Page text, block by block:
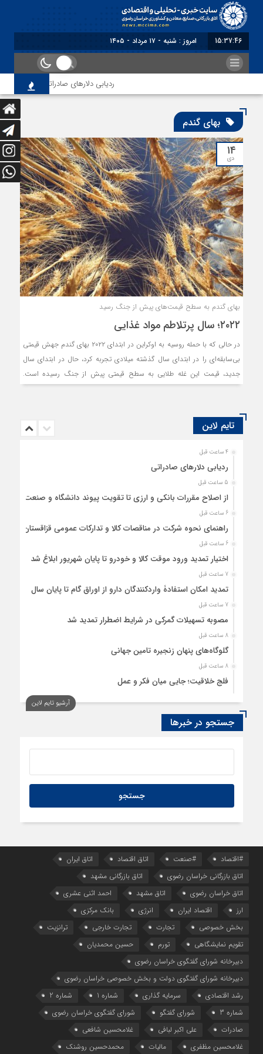
15:37:47 امروز : شنبه - ۱۷ مرداد - ۱۴۰۵
ردیابی دلارهای صادراتی
بهای گندم
۱۴
دی
بهای گندم به سطح قیمت‌های پیش از جنگ رسید
۲۰۲۲؛ سال پرتلاطم مواد غذایی
در حالی که با حمله روسیه به اوکراین در ابتدای ۲۰۲۲ بهای گندم جهش قیمتی
بی‌‌‌سابقه‌‌‌ای را در ابتدای سال گذشته میلادی تجربه کرد، حال در ابتدای سال
جدید، قیمت‌‌‌ این غله طلایی به سطح قیمتی پیش از جنگ رسیده است.
بازار گندم و سایر محصولات را کاهش دهد. با این حال، نااطمینانی درباره
عرضه صادرکنندگان اصلی موجب شده است تا بهای گندم از ابتدای ماه دسامبر
دوباره روند افزایشی را در پیش بگیرد. همچنین بهای سویا به ‌‌‌‌‌‌دلیل خشکسالی
در آرژانتین و احتمال افزایش تقاضای چین به بالاترین سطح قیمتی در چند ماه
تایم لاین
4 ساعت قبل
ردیابی دلارهای صادراتی
5 ساعت قبل
از اصلاح مقررات بانکی و ارزی تا تقویت پیوند دانشگاه و صنعت
6 ساعت قبل
راهنمای نحوه شرکت در مناقصات کالا و تدارکات عمومی قزاقستان
6 ساعت قبل
اختیار تمدید ورود موقت کالا و خودرو تا پایان شهریور ابلاغ شد
7 ساعت قبل
تمدید امکان استفادۀ واردکنندگان دارو از اوراق گام تا پایان سال
7 ساعت قبل
مصوبه تسهیلات گمرکی در شرایط اضطرار تمدید شد
8 ساعت قبل
گلوگاه‌های پنهان زنجیره تامین جهانی
8 ساعت قبل
فلج خلاقیت؛ جایی میان فکر و عمل
رسانه، حلقه پیوند میدان اقتصاد و عرصه تصمیم‌گیری است
9 ساعت قبل
آرشیو تایم لاین
جستجو در خبرها
#اقتصاد #صنعت اتاق اقتصاد
اتاق ایران
اتاق بازرگانی خراسان رضوی
اتاق بازرگانی مشهد
اتاق خراسان رضوی
اتاق مشهد
احمد اثنی عشری
ارز
اقتصاد ایران انرژی
بانک مرکزی
بخش خصوصی
تجارت تجارت خارجی
ترانزیت
تقویم نمایشگاهی
تورم
حسین محمدیان
دبیرخانه شورای گفتگوی خراسان رضوی
دبیرخانه شورای گفتگوی دولت و بخش خصوصی خراسان رضوی
رشد اقتصادی
سرمایه گذاری شماره 1
شماره 2
شماره 3
شورای گفتگو
شورای گفتگوی خراسان رضوی
صادرات
علی اکبر لبافی
غلامحسین شافعی
غلامحسین مظفری
مالیات محمدحسین روشنک